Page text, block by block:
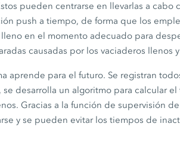
pueden centrarse en llevarlas a cabo
push a tiempo, de forma que los
en el momento adecuado para
causadas por los vaciaderos llenos
aprende para el futuro. Se registran
se desarrolla un algoritmo para calcular
Gracias a la función de supervisión
y se pueden evitar los tiempos de